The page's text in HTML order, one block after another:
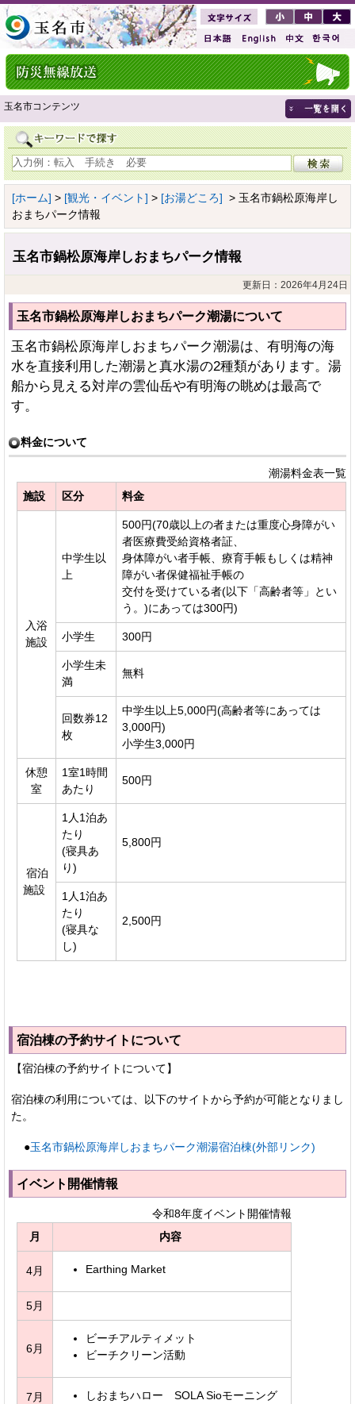
玉名市コンテンツ
[ホーム] > [観光・イベント] > [お湯どころ] > 玉名市鍋松原海岸し
おまちパーク情報
玉名市鍋松原海岸しおまちパーク情報
更新日：2026年4月24日
玉名市鍋松原海岸しおまちパーク潮湯について
玉名市鍋松原海岸しおまちパーク潮湯は、有明海の海
水を直接利用した潮湯と真水湯の2種類があります。湯
船から見える対岸の雲仙岳や有明海の眺めは最高で
す。
料金について
潮湯料金表一覧
施設
区分 料金
入浴
施設
中学生以
上
500円(70歳以上の者または重度心身障がい
者医療費受給資格者証、
身体障がい者手帳、療育手帳もしくは精神
障がい者保健福祉手帳の
交付を受けている者(以下「高齢者等」とい
う。)にあっては300円)
小学生 300円
小学生未
満
無料
回数券12
枚
中学生以上5,000円(高齢者等にあっては
3,000円)
小学生3,000円
休憩
室
1室1時間
あたり
500円
宿泊
施設
1人1泊あ
たり
(寝具あ
り)
5,800円
1人1泊あ
たり
(寝具な
し)
2,500円
宿泊棟の予約サイトについて
【宿泊棟の予約サイトについて】
宿泊棟の利用については、以下のサイトから予約が可能となりまし
た。
●玉名市鍋松原海岸しおまちパーク潮湯宿泊棟(外部リンク)
イベント開催情報
令和8年度イベント開催情報
月
内容
4月 Earthing Market
5月
6月
ビーチアルティメット
ビーチクリーン活動
7月 しおまちハロー SOLA Sioモーニング